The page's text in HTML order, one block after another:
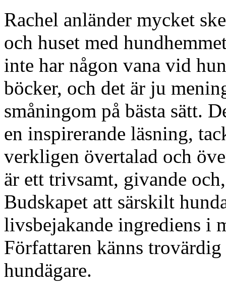
Rachel anländer mycket
och huset med
inte har någon vana vid
böcker, och det är ju
småningom på bästa sätt.
en inspirerande läsning,
verkligen övertalad och
är ett trivsamt, givande
Budskapet att särskilt
livsbejakande ingrediens i
Författaren känns
hundägare.